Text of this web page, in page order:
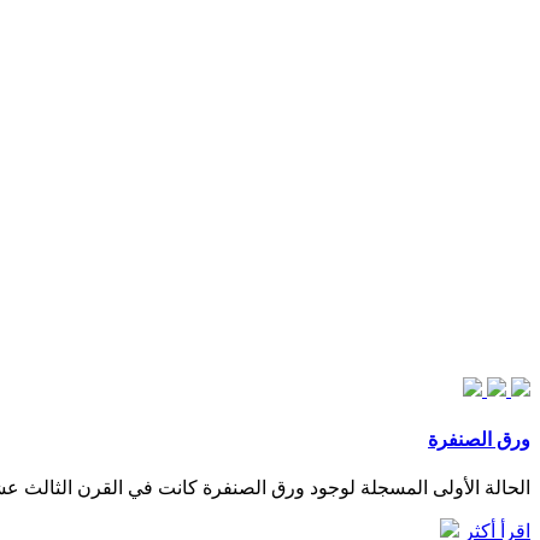
ورق الصنفرة
الحالة الأولى المسجلة لوجود ورق الصنفرة كانت في القرن
اقرأ أكثر